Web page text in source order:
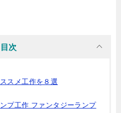
目次
スメ工作を８選
プ工作 ファンタジーランプ